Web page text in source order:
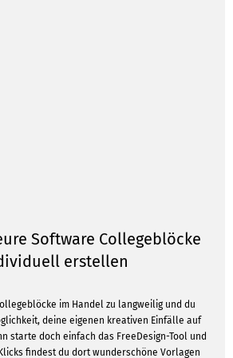
Software Collegeblöcke
erstellen
im Handel zu langweilig und du
deine eigenen kreativen Einfälle auf
starte doch einfach das FreeDesign-Tool und
findest du dort wunderschöne Vorlagen